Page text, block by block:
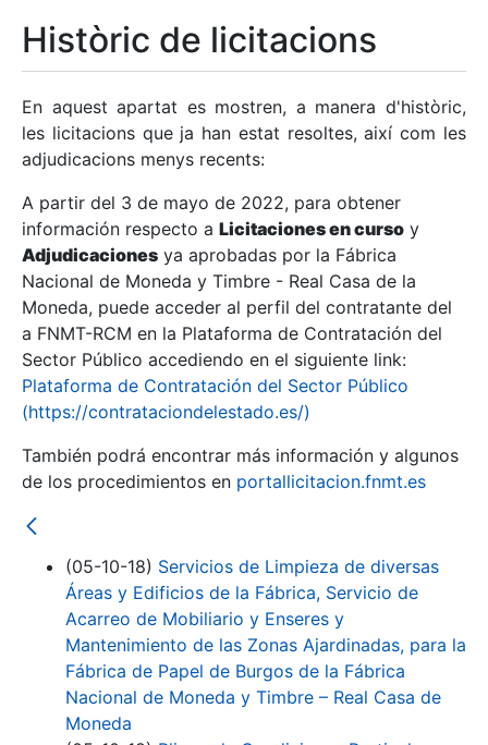
Mostra/Amaga
Mostra/Amaga
Històric de licitacions
En aquest apartat es mostren, a manera d'històric,
les licitacions que ja han estat resoltes, així com les
adjudicacions menys recents:
A partir del 3 de mayo de 2022, para obtener
información respecto a Licitaciones en curso y
Adjudicaciones ya aprobadas por la Fábrica
Nacional de Moneda y Timbre - Real Casa de la
Moneda, puede acceder al perfil del contratante del
a FNMT-RCM en la Plataforma de Contratación del
Sector Público accediendo en el siguiente link:
Plataforma de Contratación del Sector Público
(https://contrataciondelestado.es/)
También podrá encontrar más información y algunos
de los procedimientos en portallicitacion.fnmt.es
(05-10-18) Servicios de Limpieza de diversas
Áreas y Edificios de la Fábrica, Servicio de
Acarreo de Mobiliario y Enseres y
Mantenimiento de las Zonas Ajardinadas, para la
Fábrica de Papel de Burgos de la Fábrica
Nacional de Moneda y Timbre – Real Casa de
Moneda